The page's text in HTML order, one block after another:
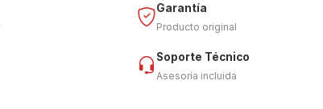
Garantía
Producto original
Soporte Técnico
Asesoría incluida